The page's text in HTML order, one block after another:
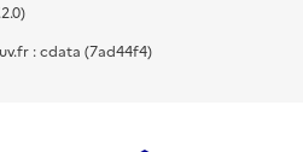
: cdata (7ad44f4)